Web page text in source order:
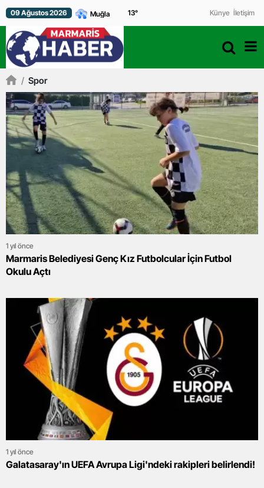
09 Ağustos 2026 13° Künye İletişim
/ Spor
1 yıl önce
Marmaris Belediyesi Genç Kız Futbolcular İçin Futbol
Okulu Açtı
1 yıl önce
Galatasaray'ın UEFA Avrupa Ligi'ndeki rakipleri belirlendi!